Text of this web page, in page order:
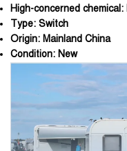
High-concerned chemical:
Type: Switch
Origin: Mainland China
Condition: New